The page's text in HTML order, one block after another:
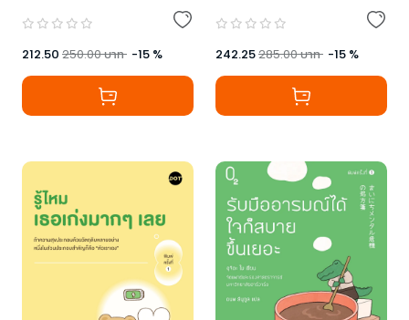
212.50 250.00บาท -15 % 242.25285.00บาท -15 %